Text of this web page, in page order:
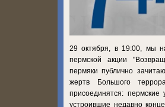
29 октября, в 19:00, мы
пермской акции
пермяки публично
жертв Большого
присоединятся: пермские
устроившие недавно